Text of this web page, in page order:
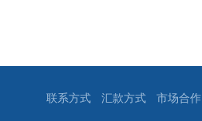
联系方式 汇款方式 市场合作